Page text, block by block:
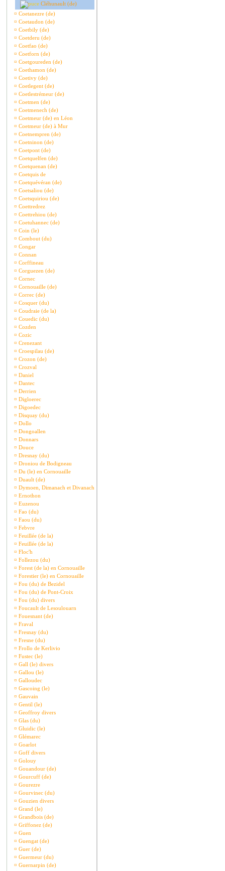
Cléhunault (de)
¤ Coetanezre (de)
¤ Coetaudon (de)
¤ Coetbily (de)
¤ Coetderu (de)
¤ Coetfao (de)
¤ Coetforn (de)
¤ Coetgoureden (de)
¤ Coethamon (de)
¤ Coetivy (de)
¤ Coetlegent (de)
¤ Coetlestrémeur (de)
¤ Coetmen (de)
¤ Coetmenech (de)
¤ Coetmeur (de) en Léon
¤ Coetmeur (de) à Mur
¤ Coetnempren (de)
¤ Coetninon (de)
¤ Coetpont (de)
¤ Coetquelfen (de)
¤ Coetquenan (de)
¤ Coetquis de
¤ Coetquévéran (de)
¤ Coetsaliou (de)
¤ Coetsquiriou (de)
¤ Coettredrez
¤ Coettrehiou (de)
¤ Coetuhannec (de)
¤ Coin (le)
¤ Combout (du)
¤ Congar
¤ Connan
¤ Corffineau
¤ Corguezen (de)
¤ Cornec
¤ Cornouaille (de)
¤ Correc (de)
¤ Cosquer (du)
¤ Coudraie (de la)
¤ Couedic (du)
¤ Cozden
¤ Cozic
¤ Crenezant
¤ Croespilau (de)
¤ Crozon (de)
¤ Crozval
¤ Daniel
¤ Dantec
¤ Derrien
¤ Digloerec
¤ Digoedec
¤ Disquay (du)
¤ Dollo
¤ Dongoallen
¤ Donnars
¤ Douce
¤ Dresnay (du)
¤ Droniou de Bodigneau
¤ Du (le) en Cornouaille
¤ Duault (de)
¤ Dymoen, Dimanach et Divanach
¤ Ernothon
¤ Euzenou
¤ Fao (du)
¤ Faou (du)
¤ Febvre
¤ Feuillée (de la)
¤ Feuillée (de la)
¤ Floc'h
¤ Follezou (du)
¤ Forest (de la) en Cornouaille
¤ Forestier (le) en Cornouaille
¤ Fou (du) de Bezidel
¤ Fou (du) de Pont-Croix
¤ Fou (du) divers
¤ Foucault de Lesoulouarn
¤ Fouesnant (de)
¤ Fraval
¤ Fresnay (du)
¤ Fresne (du)
¤ Frollo de Kerlivio
¤ Fustec (le)
¤ Gall (le) divers
¤ Gallou (le)
¤ Galloudec
¤ Gascoing (le)
¤ Gauvain
¤ Gentil (le)
¤ Geoffroy divers
¤ Glas (du)
¤ Gluidic (le)
¤ Glémarec
¤ Goarlot
¤ Goff divers
¤ Golouy
¤ Gouandour (de)
¤ Gourcuff (de)
¤ Gourezre
¤ Gourvinec (du)
¤ Gouzien divers
¤ Grand (le)
¤ Grandbois (de)
¤ Griffonez (de)
¤ Guen
¤ Guengat (de)
¤ Guer (de)
¤ Guermeur (du)
¤ Guernarpin (de)